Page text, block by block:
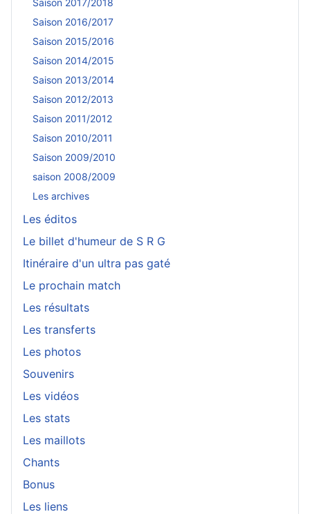
Saison 2017/2018
Saison 2016/2017
Saison 2015/2016
Saison 2014/2015
Saison 2013/2014
Saison 2012/2013
Saison 2011/2012
Saison 2010/2011
Saison 2009/2010
saison 2008/2009
Les archives
Les éditos
Le billet d'humeur de S R G
Itinéraire d'un ultra pas gaté
Le prochain match
Les résultats
Les transferts
Les photos
Souvenirs
Les vidéos
Les stats
Les maillots
Chants
Bonus
Les liens